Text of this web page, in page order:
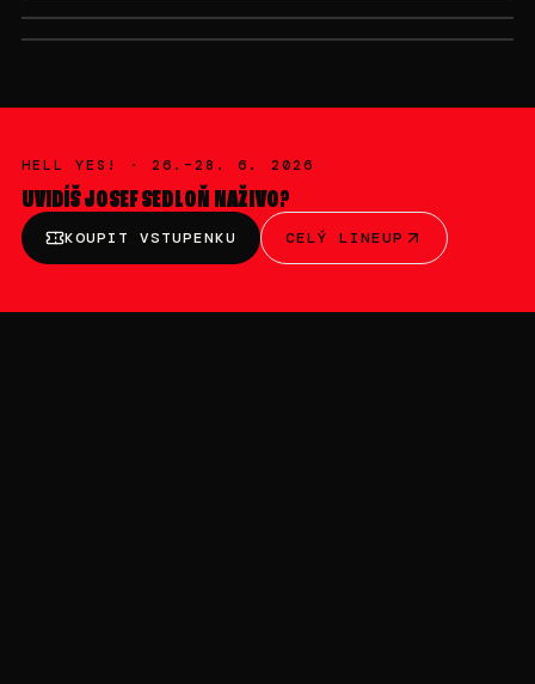
NASTIA
NOBODYLISTEN
HELL YES! · 26.–28. 6. 2026
UVIDÍŠJOSEF SEDLOŇ NAŽIVO?
KOUPIT VSTUPENKU CELÝ LINEUP